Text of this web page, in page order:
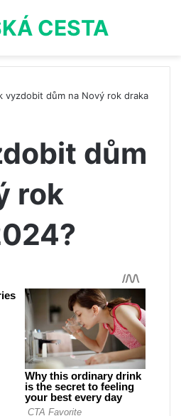
CESTA
vyzdobit dům na Nový rok draka
dům
rok